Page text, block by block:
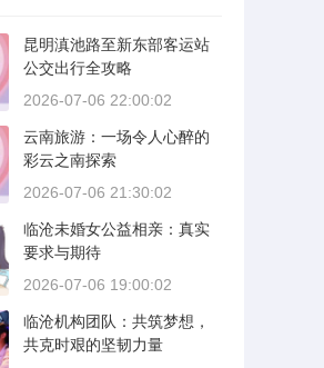
昆明滇池路至新东部客运站
公交出行全攻略
2026-07-06 22:00:02
云南旅游：一场令人心醉的
彩云之南探索
2026-07-06 21:30:02
临沧未婚女公益相亲：真实
要求与期待
2026-07-06 19:00:02
临沧机构团队：共筑梦想，
共克时艰的坚韧力量